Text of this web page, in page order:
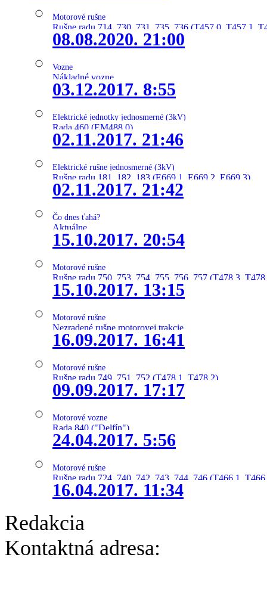
Motorové rušne
Rušne radu 714, 730, 731, 735, 736 (T457.0, T457.1,
08.08.2020. 21:00
Vozne
Nákladné vozne
03.12.2017. 8:55
Elektrické jednotky jednosmerné (3kV)
Rada 460 (EM488.0)
02.11.2017. 21:46
Elektrické rušne jednosmerné (3kV)
Rušne radu 181, 182, 183 (E669.1, E669.2, E669.3)
02.11.2017. 21:42
Čo dnes ťahá?
Aktuálne
15.10.2017. 20:54
Motorové rušne
Rušne radu 750, 753, 754, 755, 756, 757 (T478.3,
15.10.2017. 13:15
Motorové rušne
Nezradené rušne motorovej trakcie
16.09.2017. 16:41
Motorové rušne
Rušne radu 749, 751, 752 (T478.1, T478.2)
09.09.2017. 17:17
Motorové vozne
Rada 840 ("Delfín")
24.04.2017. 5:56
Motorové rušne
Rušne radu 724, 740, 742, 743, 744, 746 (T466.1,
16.04.2017. 11:34
Redakcia
Kontaktná adresa: